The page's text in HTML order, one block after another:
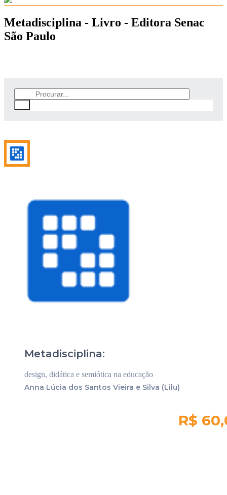
Metadisciplina - Livro - Editora Senac
São Paulo
Metadisciplina:
design, didática e semiótica na educação
Anna Lúcia dos Santos Vieira e Silva (Lilu)
R$